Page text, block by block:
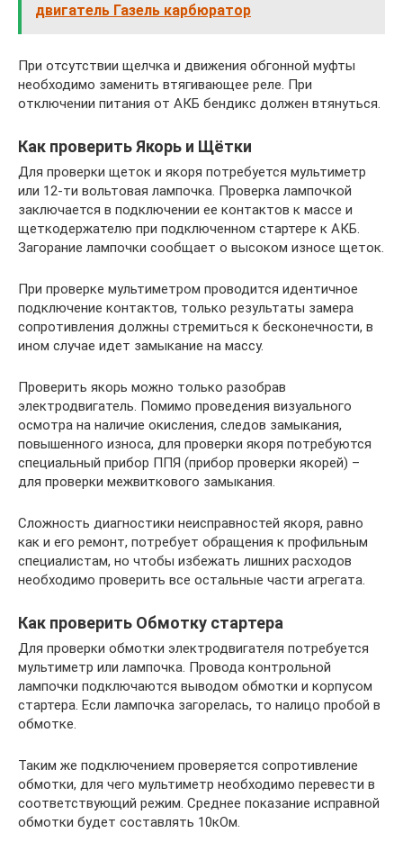
двигатель Газель карбюратор
При отсутствии щелчка и движения обгонной муфты
необходимо заменить втягивающее реле. При
отключении питания от АКБ бендикс должен втянуться.
Как проверить Якорь и Щётки
Для проверки щеток и якоря потребуется мультиметр
или 12-ти вольтовая лампочка. Проверка лампочкой
заключается в подключении ее контактов к массе и
щеткодержателю при подключенном стартере к АКБ.
Загорание лампочки сообщает о высоком износе щеток.
При проверке мультиметром проводится идентичное
подключение контактов, только результаты замера
сопротивления должны стремиться к бесконечности, в
ином случае идет замыкание на массу.
Проверить якорь можно только разобрав
электродвигатель. Помимо проведения визуального
осмотра на наличие окисления, следов замыкания,
повышенного износа, для проверки якоря потребуются
специальный прибор ППЯ (прибор проверки якорей) –
для проверки межвиткового замыкания.
Сложность диагностики неисправностей якоря, равно
как и его ремонт, потребует обращения к профильным
специалистам, но чтобы избежать лишних расходов
необходимо проверить все остальные части агрегата.
Как проверить Обмотку стартера
Для проверки обмотки электродвигателя потребуется
мультиметр или лампочка. Провода контрольной
лампочки подключаются выводом обмотки и корпусом
стартера. Если лампочка загорелась, то налицо пробой в
обмотке.
Таким же подключением проверяется сопротивление
обмотки, для чего мультиметр необходимо перевести в
соответствующий режим. Среднее показание исправной
обмотки будет составлять 10кОм.